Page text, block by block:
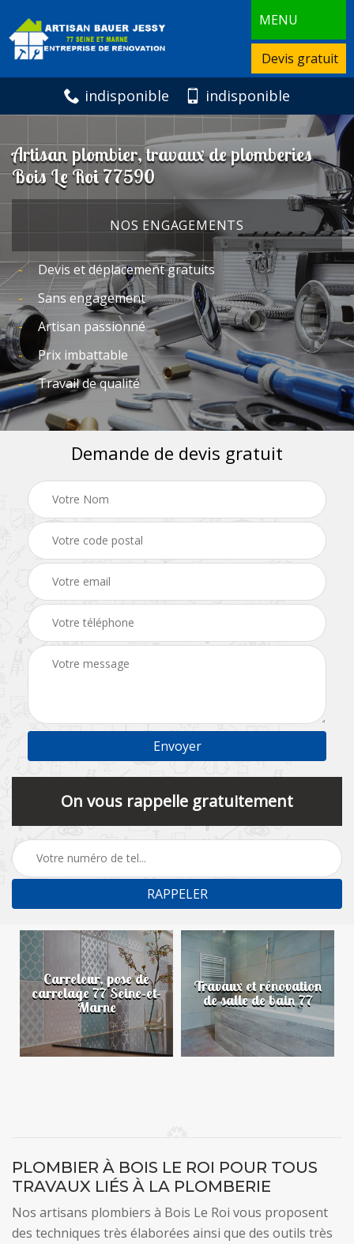
MENU
Devis gratuit
indisponible indisponible
Artisan plombier, travaux de plomberies
Bois Le Roi 77590
NOS ENGAGEMENTS
Devis et déplacement gratuits
Sans engagement
Artisan passionné
Prix imbattable
Travail de qualité
Demande de devis gratuit
On vous rappelle gratuitement
Carreleur, pose de
carrelage 77 Seine-et-
Marne
Travaux et rénovation
de salle de bain 77
PLOMBIER À BOIS LE ROI POUR TOUS
TRAVAUX LIÉS À LA PLOMBERIE
Nos artisans plombiers à Bois Le Roi vous proposent
des techniques très élaborées ainsi que des outils très